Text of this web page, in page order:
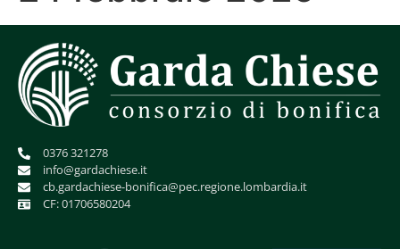
0376 321278
info@gardachiese.it
cb.gardachiese-bonifica@pec.regione.lombardia.it
CF: 01706580204